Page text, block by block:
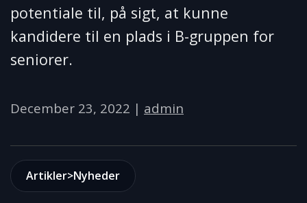
potentiale til, på sigt, at kunne
kandidere til en plads i B-gruppen for
seniorer.
December 23, 2022 | admin
Artikler>Nyheder